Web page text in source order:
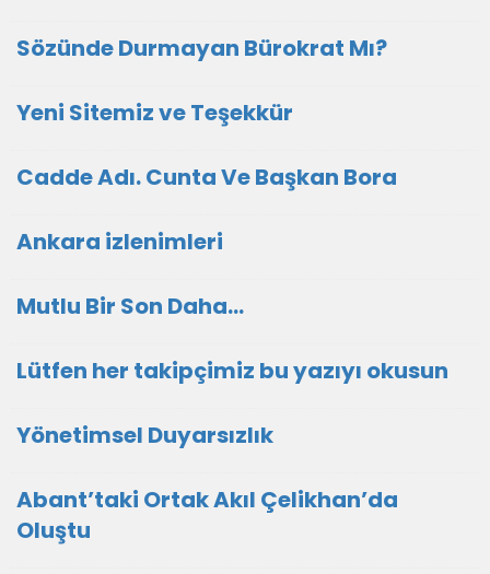
Sözünde Durmayan Bürokrat Mı?
Yeni Sitemiz ve Teşekkür
Cadde Adı. Cunta Ve Başkan Bora
Ankara izlenimleri
Mutlu Bir Son Daha…
Lütfen her takipçimiz bu yazıyı okusun
Yönetimsel Duyarsızlık
Abant’taki Ortak Akıl Çelikhan’da
Oluştu